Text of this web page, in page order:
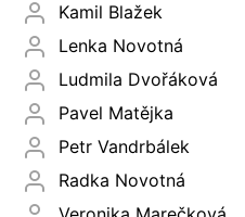
Kamil Blažek
Lenka Novotná
Ludmila Dvořáková
Pavel Matějka
Petr Vandrbálek
Radka Novotná